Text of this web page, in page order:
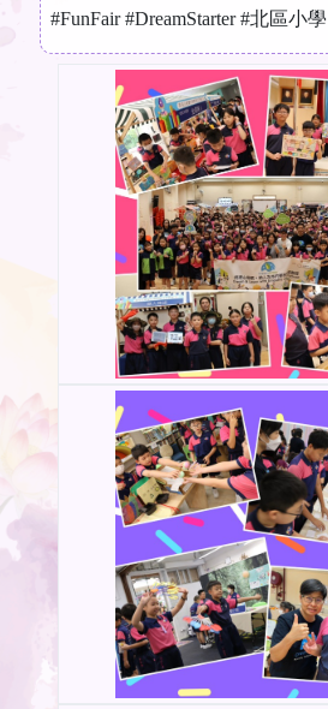
#FunFair #DreamStarter #北區小學